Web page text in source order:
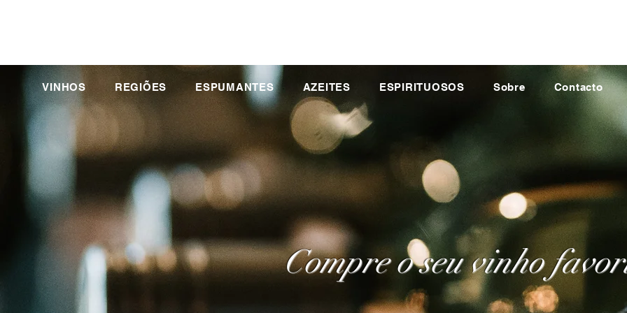
VINHOS REGIÕES ESPUMANTES AZEITES ESPIRITUOSOS Sobre Contacto
Compre o seu vinho